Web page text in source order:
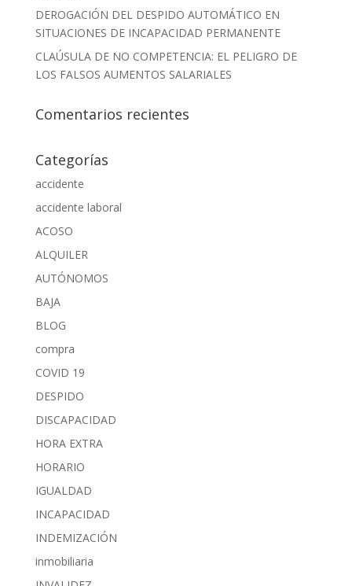
DEROGACIÓN DEL DESPIDO AUTOMÁTICO EN
SITUACIONES DE INCAPACIDAD PERMANENTE
CLAÚSULA DE NO COMPETENCIA: EL PELIGRO DE
LOS FALSOS AUMENTOS SALARIALES
Comentarios recientes
Categorías
accidente
accidente laboral
ACOSO
ALQUILER
AUTÓNOMOS
BAJA
BLOG
compra
COVID 19
DESPIDO
DISCAPACIDAD
HORA EXTRA
HORARIO
IGUALDAD
INCAPACIDAD
INDEMIZACIÓN
inmobiliaria